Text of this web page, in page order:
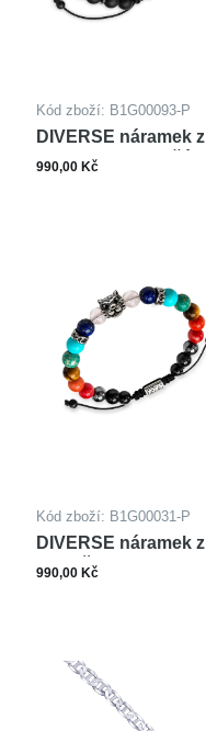
Kód zboží: B1G00093-P
DIVERSE náramek z
oceli ONYX TYGŘÍ
990,00 Kč
Kód zboží: B1G00031-P
DIVERSE náramek z
oceli ČAKRA
990,00 Kč